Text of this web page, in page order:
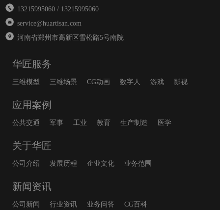
13215995060 / 13215995060
service@huartisan.com
河南省郑州市高新区雪松路5号南院
华匠服务
三维模型 三维场景 CG动画 数字人 游戏 影视
应用案例
公共交通 军事 工业 教育 生产制造 医学
关于华匠
公司介绍 发展历程 企业文化 业务范围
新闻资讯
公司新闻 行业资讯 业务问答 CG百科